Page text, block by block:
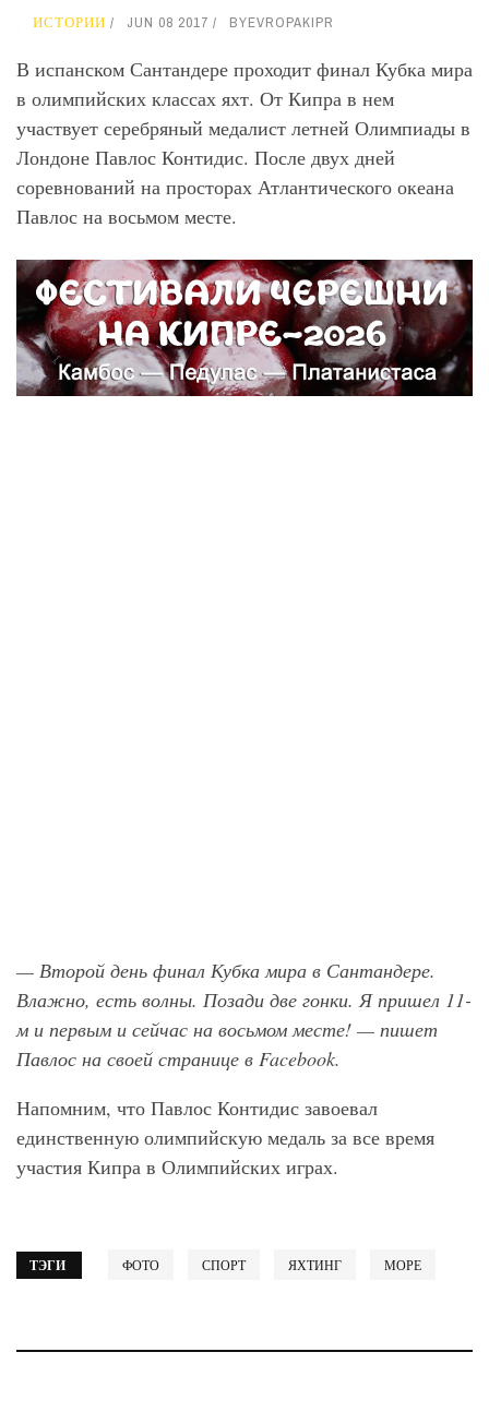
ИСТОРИИ JUN 08 2017 BYEVROPAKIPR
В испанском Сантандере проходит финал Кубка мира
в олимпийских классах яхт. От Кипра в нем
участвует серебряный медалист летней Олимпиады в
Лондоне Павлос Контидис. После двух дней
соревнований на просторах Атлантического океана
Павлос на восьмом месте.
— Второй день финал Кубка мира в Сантандере.
Влажно, есть волны. Позади две гонки. Я пришел 11-
м и первым и сейчас на восьмом месте! — пишет
Павлос на своей странице в Facebook.
Напомним, что Павлос Контидис завоевал
единственную олимпийскую медаль за все время
участия Кипра в Олимпийских играх.
ТЭГИ ФОТО СПОРТ ЯХТИНГ МОРЕ